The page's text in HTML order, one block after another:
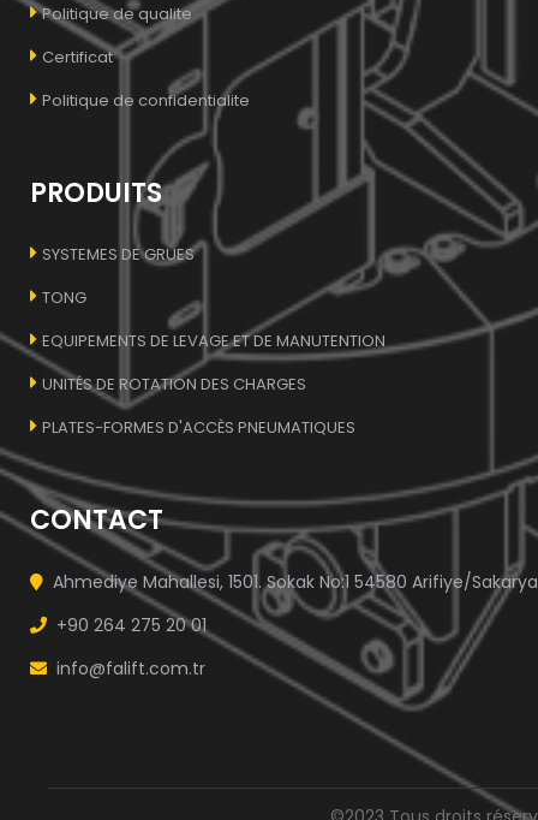
Politique de qualite
Certificat
Politique de confidentialite
PRODUITS
SYSTEMES DE GRUES
TONG
EQUIPEMENTS DE LEVAGE ET DE MANUTENTION
UNITÉS DE ROTATION DES CHARGES
PLATES-FORMES D'ACCÈS PNEUMATIQUES
CONTACT
Ahmediye Mahallesi, 1501. Sokak No:1 54580 Arifiye/Sakarya
+90 264 275 20 01
info@falift.com.tr